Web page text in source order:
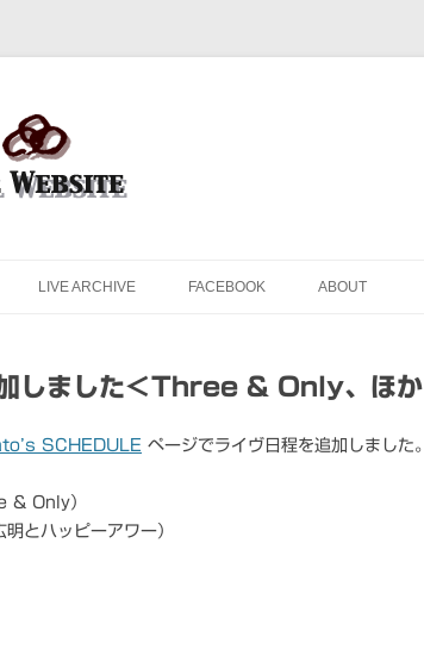
シャル・ウェブサイト＜
LIVE ARCHIVE FACEBOOK ABOUT
しました＜Three & Only、ほ
SCHEDULE ページでライヴ日程を追加しました。
& Only）
とハッピーアワー）